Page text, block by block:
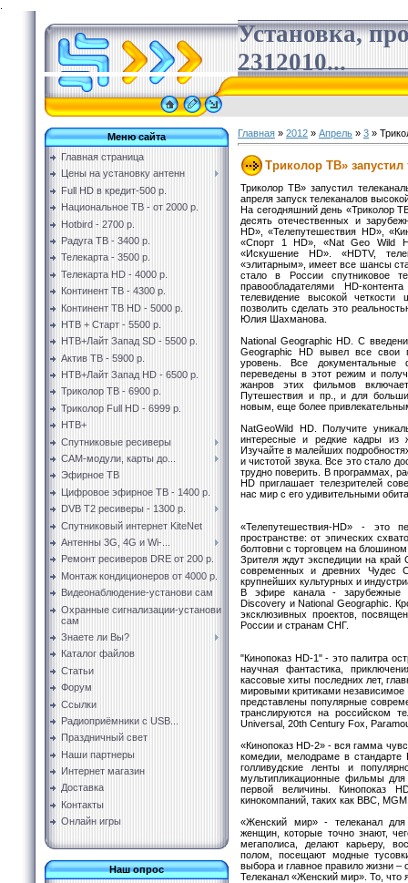
Установка,
2312010...
Меню сайта
Главная страница
Цены на установку антенн
Full HD в кредит-500 р.
Национальное ТВ - от 2000 р.
Hotbird - 2700 р.
Радуга ТВ - 3400 р.
Телекарта - 3500 р.
Телекарта HD - 4000 р.
Континент ТВ - 4300 р.
Континент ТВ HD - 5000 р.
НТВ + Старт - 5500 р.
НТВ+Лайт Запад SD - 5500 р.
Актив ТВ - 5900 р.
НТВ+Лайт Запад HD - 6500 р.
Триколор ТВ - 6900 р.
Триколор Full HD - 6999 р.
НТВ+
Спутниковые ресиверы
CAM-модули, карты до...
Эфирное ТВ
Цифровое эфирное ТВ - 1400 р.
DVB T2 ресиверы - 1300 р.
Спутниковый интернет KiteNet
Антенны 3G, 4G и Wi-...
Ремонт ресиверов DRE от 200 р.
Монтаж кондиционеров от 4000 р.
Видеонаблюдение-установи сам
Охранные сигнализации-установи
сам
Знаете ли Вы?
Каталог файлов
Статьи
Форум
Ссылки
Радиоприёмники с USB...
Праздничный свет
Наши партнеры
Интернет магазин
Доставка
Контакты
Онлайн игры
Наш опрос
Главная » 2012 » Апрель » 3 »
Триколор ТВ»
Триколор ТВ» запустил
апреля запуск телеканалов
На сегодняшний день «Триколор
десять отечественных и
HD», «Телепутешествия HD»,
«Спорт 1 HD», «Nat Geo Wild
«Искушение HD». «HDTV,
«элитарным», имеет все шансы
стало в России спутниковое
правообладателями HD-
телевидение высокой
позволить сделать это
Юлия Шахманова.
National Geographic HD. С
Geographic HD вывел все свои
уровень. Все
переведены в этот режим и
жанров этих фильмов
Путешествия и пр., и для
новым, еще более
NatGeoWild HD. Получите
интересные и редкие кадры из
Изучайте в малейших
и чистотой звука. Все это стало
трудно поверить. В программах,
HD приглашает телезрителей
нас мир с его удивительными
«Телепутешествия-HD» - это
пространстве: от эпических
болтовни с торговцем на
Зрителя ждут экспедиции на
современных и древних Чудес
крупнейших культурных и
В эфире канала - зарубежные
Discovery и National Geographic.
эксклюзивных проектов,
России и странам СНГ.
"Кинопоказ HD-1" - это палитра
научная фантастика,
кассовые хиты последних лет,
мировыми критиками независимое
представлены популярные
транслируются на российском
Universal, 20th Century Fox,
«Кинопоказ HD-2» - вся гамма
комедии, мелодраме в стандарте
голливудские ленты и
мультипликационные фильмы
первой величины. Кинопоказ
кинокомпаний, таких как BBС,
«Женский мир» - телеканал
женщин, которые точно знают,
мегаполиса, делают карьеру,
полом, посещают модные
выбора и главное правило жизни –
Телеканал «Женский мир». То, что